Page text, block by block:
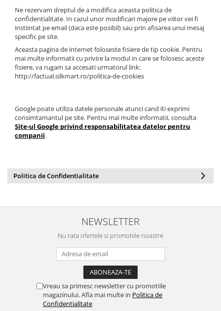
Ne rezervam dreptul de a modifica aceasta politica de
confidentialitate. In cazul unor modificari majore pe viitor vei fi
instiintat pe email (daca este posibil) sau prin afisarea unui mesaj
specific pe site.
Aceasta pagina de internet foloseste fisiere de tip cookie. Pentru
mai multe informatii cu privire la modul in care se folosesc aceste
fisiere, va rugam sa accesati urmatorul link:
http://factual.silkmart.ro/politica-de-cookies
Google poate utiliza datele personale atunci cand iti exprimi
consimtamantul pe site. Pentru mai multe informatii, consulta
Site-ul Google privind responsabilitatea datelor pentru
companii.
Politica de Confidentialitate
NEWSLETTER
Nu rata ofertele si promotiile noastre
Vreau sa primesc newsletter cu promotiile
magazinului. Afla mai multe in Politica de
Confidentialitate